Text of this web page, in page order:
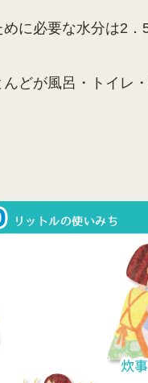
に必要な水分は2．
どが風呂・トイレ